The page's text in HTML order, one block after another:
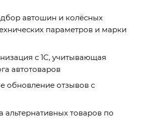
автошин и колёсных
параметров и марки
с 1С, учитывающая
автотоваров
обновление отзывов с
альтернативных товаров по